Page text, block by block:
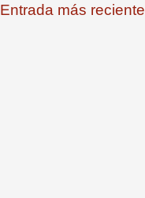
Entrada más reciente